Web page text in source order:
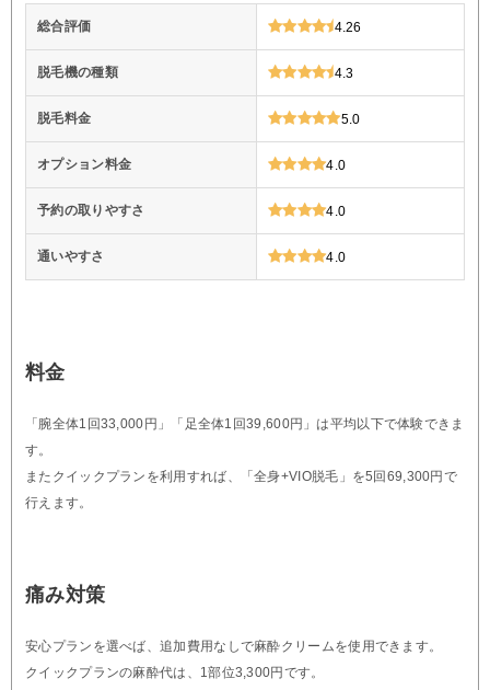
総合評価 4.26
脱毛機の種類 4.3
脱毛料金 5.0
オプション料金 4.0
予約の取りやすさ 4.0
通いやすさ 4.0
料金
「腕全体1回33,000円」「足全体1回39,600円」は平均以下で体験できま
す。
またクイックプランを利用すれば、「全身+VIO脱毛」を5回69,300円で
行えます。
痛み対策
安心プランを選べば、追加費用なしで麻酔クリームを使用できます。
クイックプランの麻酔代は、1部位3,300円です。